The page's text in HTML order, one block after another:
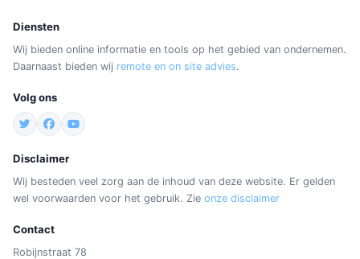
Diensten
Wij bieden online informatie en tools op het gebied van ondernemen.
Daarnaast bieden wij remote en on site advies.
Volg ons
Disclaimer
Wij besteden veel zorg aan de inhoud van deze website. Er gelden
wel voorwaarden voor het gebruik. Zie onze disclaimer
Contact
Robijnstraat 78